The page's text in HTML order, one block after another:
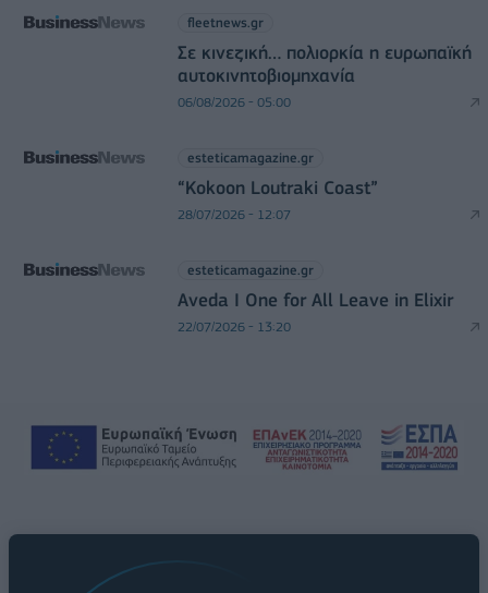
fleetnews.gr
Σε κινεζική… πολιορκία η ευρωπαϊκή
αυτοκινητοβιομηχανία
06/08/2026 - 05:00
esteticamagazine.gr
“Kokoon Loutraki Coast”
28/07/2026 - 12:07
esteticamagazine.gr
Aveda I One for All Leave in Elixir
22/07/2026 - 13:20